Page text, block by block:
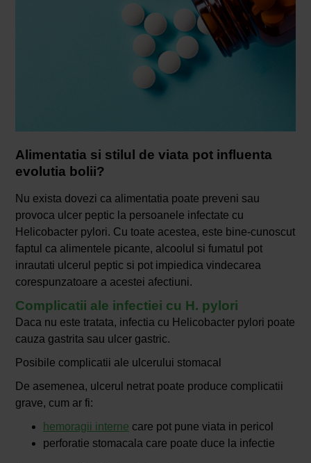
Alimentatia si stilul de viata pot influenta
evolutia bolii?
Nu exista dovezi ca alimentatia poate preveni sau
provoca ulcer peptic la persoanele infectate cu
Helicobacter pylori. Cu toate acestea, este bine-cunoscut
faptul ca alimentele picante, alcoolul si fumatul pot
inrautati ulcerul peptic si pot impiedica vindecarea
corespunzatoare a acestei afectiuni.
Complicatii ale infectiei cu H. pylori
Daca nu este tratata, infectia cu Helicobacter pylori poate
cauza gastrita sau ulcer gastric.
Posibile complicatii ale ulcerului stomacal
De asemenea, ulcerul netrat poate produce complicatii
grave, cum ar fi:
hemoragii interne care pot pune viata in pericol
perforatie stomacala care poate duce la infectie